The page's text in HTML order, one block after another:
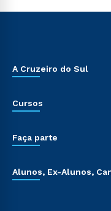
A Cruzeiro do Sul
Cursos
Faça parte
Alunos, Ex-Alunos,